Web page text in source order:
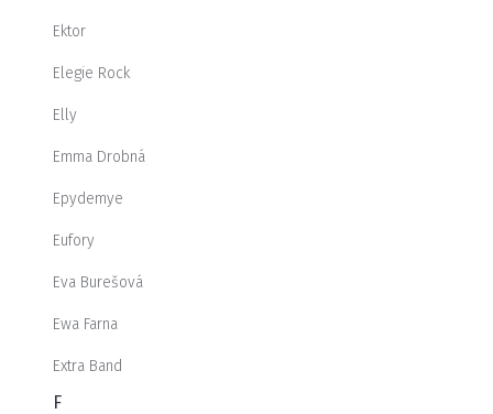
Ektor
Elegie Rock
Elly
Emma Drobná
Epydemye
Eufory
Eva Burešová
Ewa Farna
Extra Band
F